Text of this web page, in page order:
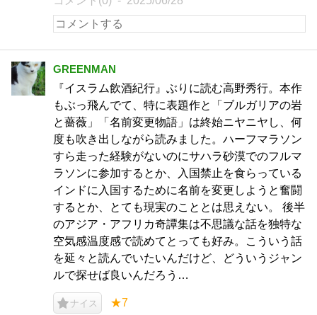
GREENMAN
『イスラム飲酒紀行』ぶりに読む高野秀行。本作
もぶっ飛んでて、特に表題作と「ブルガリアの岩
と薔薇」「名前変更物語」は終始ニヤニヤし、何
度も吹き出しながら読みました。ハーフマラソン
すら走った経験がないのにサハラ砂漠でのフルマ
ラソンに参加するとか、入国禁止を食らっている
インドに入国するために名前を変更しようと奮闘
するとか、とても現実のこととは思えない。 後半
のアジア・アフリカ奇譚集は不思議な話を独特な
空気感温度感で読めてとっても好み。こういう話
を延々と読んでいたいんだけど、どういうジャン
ルで探せば良いんだろう…
ナイス ★7